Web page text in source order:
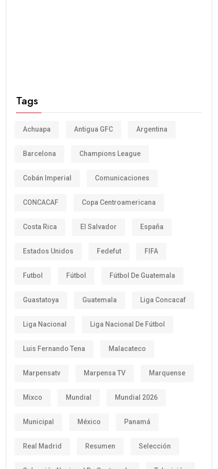
Tags
Achuapa Antigua GFC Argentina
Barcelona Champions League
Cobán Imperial Comunicaciones
CONCACAF Copa Centroamericana
Costa Rica El Salvador España
Estados Unidos Fedefut FIFA
Futbol Fútbol Fútbol De Guatemala
Guastatoya Guatemala Liga Concacaf
Liga Nacional Liga Nacional De Fútbol
Luis Fernando Tena Malacateco
Marpensatv Marpensa TV Marquense
Mixco Mundial Mundial 2026
Municipal México Panamá
Real Madrid Resumen Selección